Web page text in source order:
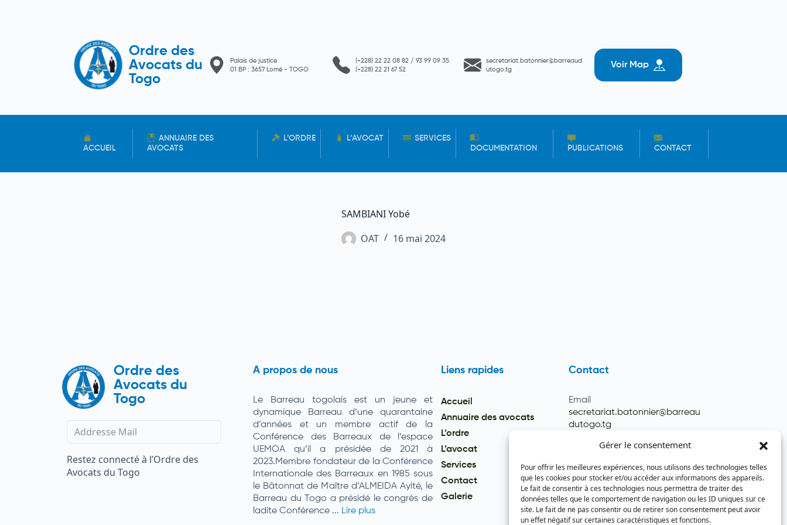
Gérer le consentement
Pour offrir les meilleures expériences, nous utilisons des technologies telles
que les cookies pour stocker et/ou accéder aux informations des appareils.
Le fait de consentir à ces technologies nous permettra de traiter des
données telles que le comportement de navigation ou les ID uniques sur ce
site. Le fait de ne pas consentir ou de retirer son consentement peut avoir
un effet négatif sur certaines caractéristiques et fonctions.
Ordre des
Avocats du
Togo
Palais de justice
01 BP : 3657 Lomé - TOGO
(+228) 22 22 08 82 / 93 99 09 35
(+228) 22 21 67 52
secretariat.batonnier@barreaud
utogo.tg
Voir Map
ACCUEIL
ANNUAIRE DES
AVOCATS
L’ORDRE L’AVOCAT
SERVICES
DOCUMENTATION
PUBLICATIONS CONTACT
SAMBIANI Yobé
OAT
16 mai 2024
Ordre des
Avocats du
Togo
Restez connecté à l’Ordre des
Avocats du Togo
A propos de nous
Le Barreau togolais est un jeune et
dynamique Barreau d’une quarantaine
d’années et un membre actif de la
Conférence des Barreaux de l’espace
UEMOA qu’il a présidée de 2021 à
2023.Membre fondateur de la Conférence
Internationale des Barreaux en 1985 sous
le Bâtonnat de Maître d’ALMEIDA Ayité, le
Barreau du Togo a présidé le congrès de
ladite Conférence ... Lire plus
Liens rapides
Accueil
Annuaire des avocats
L’ordre
L’avocat
Services
Contact
Galerie
Contact
Email
secretariat.batonnier@barreau
dutogo.tg
Téléphone
(+228) 22 21 67 52